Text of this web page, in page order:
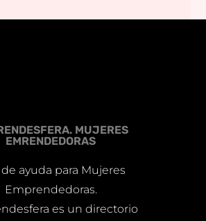
MUJERES
EMRENDEDORAS
ayuda para Mujeres
Emprendedoras.
es un directorio